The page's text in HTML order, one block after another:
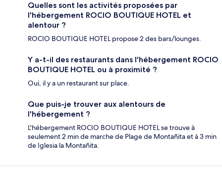
Quelles sont les activités proposées par
l'hébergement ROCIO BOUTIQUE HOTEL et
alentour ?
ROCIO BOUTIQUE HOTEL propose 2 des bars/lounges.
Y a-t-il des restaurants dans l'hébergement ROCIO
BOUTIQUE HOTEL ou à proximité ?
Oui, il y a un restaurant sur place.
Que puis-je trouver aux alentours de
l'hébergement ?
L'hébergement ROCIO BOUTIQUE HOTEL se trouve à
seulement 2 min de marche de Plage de Montañita et à 3 min
de Iglesia la Montañita.